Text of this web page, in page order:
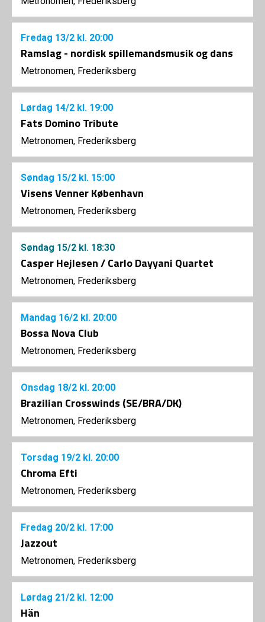
Fredag 13/2 kl. 20:00
Ramslag - nordisk spillemandsmusik og dans
Metronomen, Frederiksberg
Lørdag 14/2 kl. 19:00
Fats Domino Tribute
Metronomen, Frederiksberg
Søndag 15/2 kl. 15:00
Visens Venner København
Metronomen, Frederiksberg
Søndag 15/2 kl. 18:30
Casper Hejlesen / Carlo Dayyani Quartet
Metronomen, Frederiksberg
Mandag 16/2 kl. 20:00
Bossa Nova Club
Metronomen, Frederiksberg
Onsdag 18/2 kl. 20:00
Brazilian Crosswinds (SE/BRA/DK)
Metronomen, Frederiksberg
Torsdag 19/2 kl. 20:00
Chroma Efti
Metronomen, Frederiksberg
Fredag 20/2 kl. 17:00
Jazzout
Metronomen, Frederiksberg
Lørdag 21/2 kl. 12:00
Hän